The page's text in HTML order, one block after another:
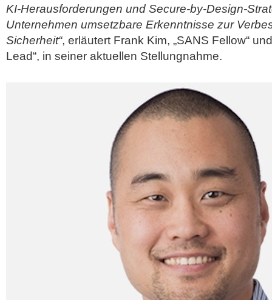
KI-Herausforderungen und Secure-by-Design-
Unternehmen umsetzbare Erkenntnisse zur
Sicherheit“, erläutert Frank Kim, „SANS Fellow“
Lead“, in seiner aktuellen Stellungnahme.